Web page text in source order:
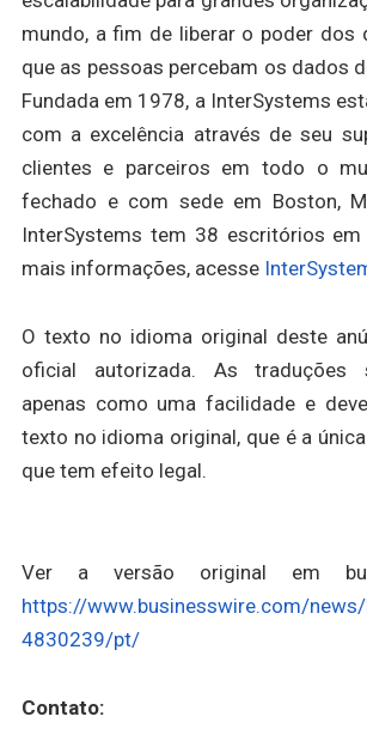
mundo, a fim de liberar o poder dos
que as pessoas percebam os dados
Fundada em 1978, a InterSystems
com a excelência através de seu
clientes e parceiros em todo o
fechado e com sede em Boston,
InterSystems tem 38 escritórios em
mais informações, acesse
O texto no idioma original deste
oficial autorizada. As traduções
apenas como uma facilidade e
texto no idioma original, que é a
que tem efeito legal.
Ver a versão original em
https://www.businesswire.com/
4830239/pt/
Contato: